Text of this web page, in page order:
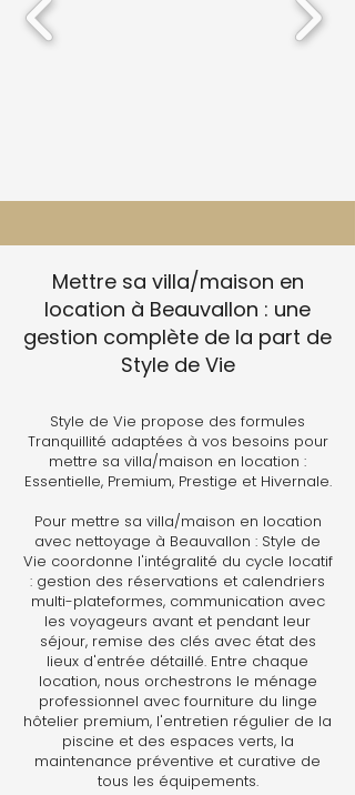
Mettre sa villa/maison en
location à Beauvallon : une
gestion complète de la part de
Style de Vie
Style de Vie propose des formules
Tranquillité adaptées à vos besoins pour
mettre sa villa/maison en location :
Essentielle, Premium, Prestige et Hivernale.
Pour mettre sa villa/maison en location
avec nettoyage à Beauvallon : Style de
Vie coordonne l'intégralité du cycle locatif
: gestion des réservations et calendriers
multi-plateformes, communication avec
les voyageurs avant et pendant leur
séjour, remise des clés avec état des
lieux d'entrée détaillé. Entre chaque
location, nous orchestrons le ménage
professionnel avec fourniture du linge
hôtelier premium, l'entretien régulier de la
piscine et des espaces verts, la
maintenance préventive et curative de
tous les équipements.